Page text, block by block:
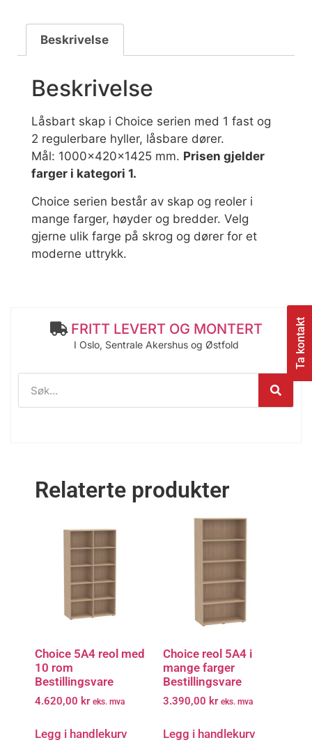
Ta kontakt
Beskrivelse
Beskrivelse
Låsbart skap i Choice serien med 1 fast og
2 regulerbare hyller, låsbare dører.
Mål: 1000x420x1425 mm. Prisen gjelder
farger i kategori 1.
Choice serien består av skap og reoler i
mange farger, høyder og bredder. Velg
gjerne ulik farge på skrog og dører for et
moderne uttrykk.
FRITT LEVERT OG MONTERT
I Oslo, Sentrale Akershus og Østfold
Relaterte produkter
Choice 5A4 reol med
10 rom
Bestillingsvare
4.620,00 kr eks. mva
Legg i handlekurv
Choice reol 5A4 i
mange farger
Bestillingsvare
3.390,00 kr eks. mva
Legg i handlekurv